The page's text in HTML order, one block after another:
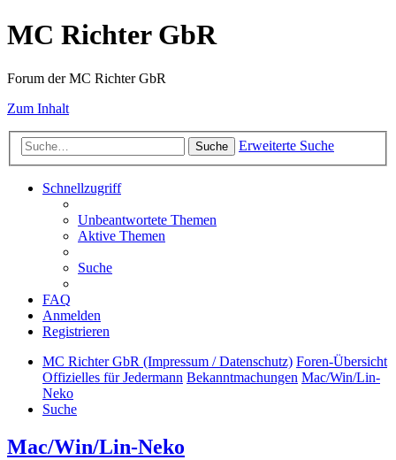
MC Richter GbR
Forum der MC Richter GbR
Zum Inhalt
Suche Erweiterte Suche
Schnellzugriff
Unbeantwortete Themen
Aktive Themen
Suche
FAQ
Anmelden
Registrieren
MC Richter GbR (Impressum / Datenschutz) Foren-Übersicht
Offizielles für Jedermann Bekanntmachungen Mac/Win/Lin-
Neko
Suche
Mac/Win/Lin-Neko